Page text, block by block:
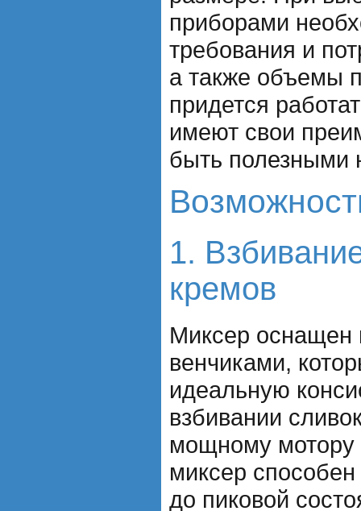
приборами
требования и
а также объемы
придется
имеют свои
быть полезными
1.
кремов
Миксер оснащен
венчиками,
идеальную
взбивании
мощному мотору
миксер
до пиковой